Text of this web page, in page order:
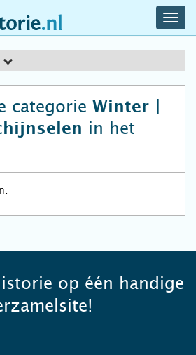
categorie Winter |
in het
op één handige